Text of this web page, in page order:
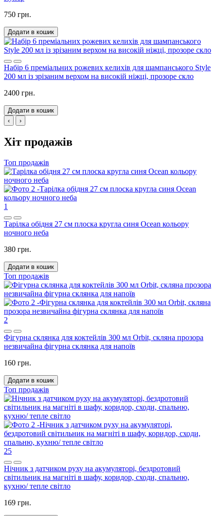
750 грн.
Додати в кошик
Набір 6 преміальних рожевих келихів для шампанського Style
200 мл із зрізаним верхом на високій ніжці, прозоре скло
2400 грн.
Додати в кошик
‹
›
Хіт продажів
Топ продажів
1
Тарілка обідня 27 см плоска кругла синя Ocean кольору
ночного неба
380 грн.
Додати в кошик
Топ продажів
2
Фігурна склянка для коктейлів 300 мл Orbit, скляна прозора
незвичайна фігурна склянка для напоїв
160 грн.
Додати в кошик
Топ продажів
25
Нічник з датчиком руху на акумуляторі, бездротовий
світильник на магніті в шафу, коридор, сходи, спальню,
кухню/ тепле світло
169 грн.